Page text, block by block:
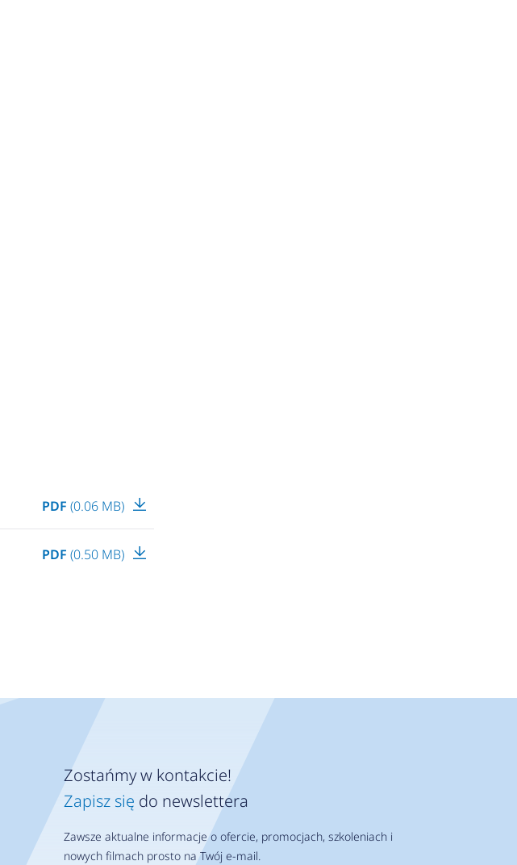
PDF (0.06 MB)
PDF (0.50 MB)
Zostańmy w kontakcie!
Zapisz się do newslettera
Zawsze aktualne informacje o ofercie, promocjach, szkoleniach i
nowych filmach prosto na Twój e-mail.